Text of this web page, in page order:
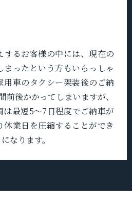
するお客様の中には、現在の
ったという方もいらっしゃ
用車のタクシー架装後のご納
前後かかってしまいますが、
は最短5〜7日程度でご納車が
業日を圧縮することができ
なります。